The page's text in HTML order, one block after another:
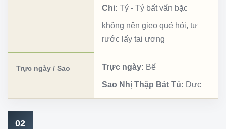
Chi: Tý - Tý bất vấn bặc
không nên gieo quẻ hỏi, tự
rước lấy tai ương
Trực ngày / Sao Trực ngày: Bế
Sao Nhị Thập Bát Tú: Dực
02